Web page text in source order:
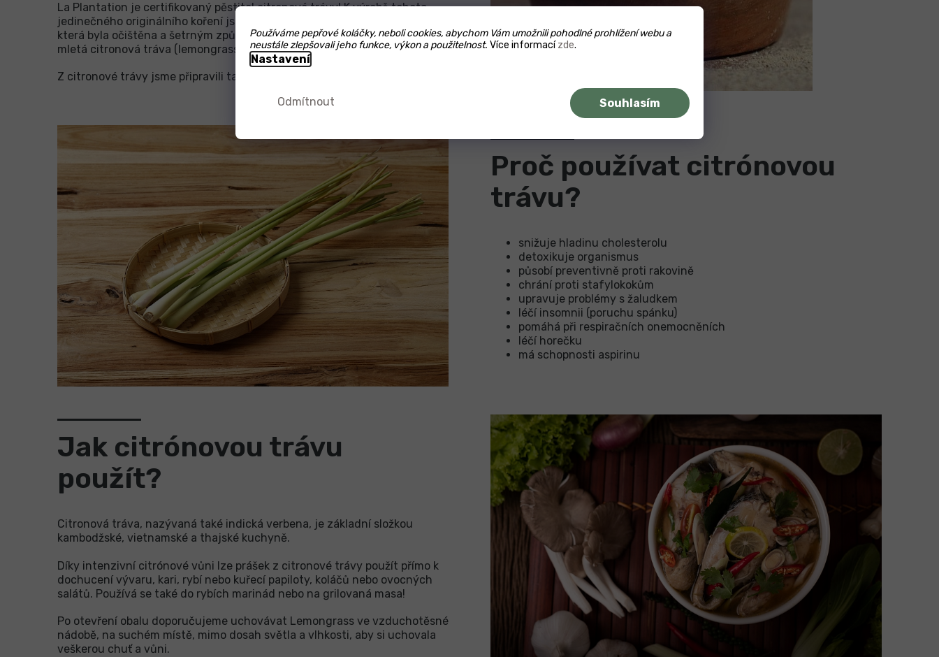
Používáme pepřové koláčky, neboli cookies, abychom Vám umožnili pohodlné prohlížení webu a
neustále zlepšovali jeho funkce, výkon a použitelnost. Více informacízde.
Nastavení
Odmítnout Souhlasím
La Plantation je certifikovaný pěstitel citronové trávy! K výrobě tohoto
jedinečného originálního koření jsme použili pouze spodní část rostliny
která byla očištěna a šetrným způsobem usušena k přímému použití jako
mletá citronová tráva (lemongrass).
Z citronové trávy jsme připravili také jedinečný
Proč používat citrónovou
trávu?
snižuje hladinu cholesterolu
detoxikuje organismus
působí preventivně proti rakovině
chrání proti stafylokokům
upravuje problémy s žaludkem
léčí insomnii (poruchu spánku)
pomáhá při respiračních onemocněních
léčí horečku
má schopnosti aspirinu
Jak citrónovou trávu
použít?
Citronová tráva, nazývaná také indická verbena, je základní složkou
kambodžské, vietnamské a thajské kuchyně.
Díky intenzivní citrónové vůni lze prášek z citronové trávy použít přímo k
dochucení vývaru, kari, rybí nebo kuřecí papiloty, koláčů nebo ovocných
salátů. Používá se také do rybích marinád nebo na grilovaná masa!
Po otevření obalu doporučujeme uchovávat Lemongrass ve vzduchotěsné
nádobě, na suchém místě, mimo dosah světla a vlhkosti, aby si uchovala
veškerou chuť a vůni.